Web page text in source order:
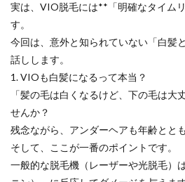
実は、VIO脱毛には**「明確なタイム
す。
今回は、意外と知られていない「白髪
話しします。
1. VIOも白髪になるって本当？
「髪の毛は白くなるけど、下の毛は大
せんか？
残念ながら、アンダーヘアも年齢とと
そして、ここが一番のポイントです。
一般的な脱毛機（レーザーや光脱毛）